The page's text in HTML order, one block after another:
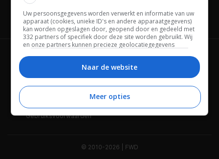
Channels
Wie is FWD Privacybeleid
Adverteren Contact
Gebruiksvoorwaarden
© 2010-2026 | FWD
Uw persoonsgegevens worden verwerkt en informatie van uw
apparaat (cookies, unieke ID's en andere apparaatgegevens)
kan worden opgeslagen door, geopend door en gedeeld met
332 partners of specifiek door deze site worden gebruikt. Wij
en onze partners kunnen precieze geolocatiegegevens
Bepaalde leveranciers kunnen uw persoonsgegevens
beheren. Zoek onderaan deze pagina of in het sitemenu naar
een link om uw toestemming te beheren of in te trekken via de
privacy- en cookie-instellingen.
Naar de website
Meer opties